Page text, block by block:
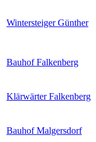
Wintersteiger Günther
Bauhof Falkenberg
Klärwärter Falkenberg
Bauhof Malgersdorf